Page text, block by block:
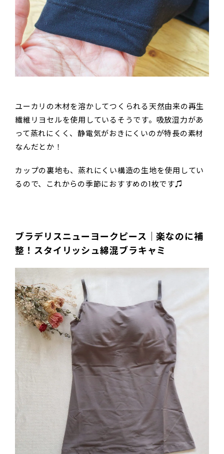
ユーカリの木材を溶かしてつくられる天然由来の再生
繊維リヨセルを使用しているそうです。吸放湿力があ
って蒸れにくく、静電気がおきにくいのが特長の素材
なんだとか！
カップの裏地も、蒸れにくい構造の生地を使用してい
るので、これからの季節におすすめの1枚です♫
ブラデリスニューヨークピース｜楽なのに補
整！スタイリッシュ綿混ブラキャミ